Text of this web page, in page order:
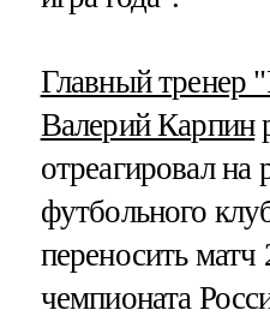
Главный тренер
Валерий Карпин
отреагировал на
футбольного
переносить матч
чемпионата